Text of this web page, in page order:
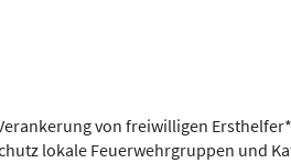
von freiwilligen
lokale Feuerwehrgruppen und